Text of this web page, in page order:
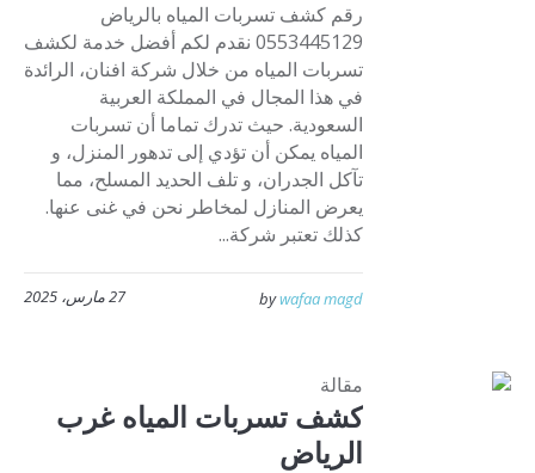
رقم كشف تسربات المياه بالرياض
0553445129 نقدم لكم أفضل خدمة لكشف
تسربات المياه من خلال شركة افنان، الرائدة
في هذا المجال في المملكة العربية
السعودية. حيث تدرك تماما أن تسربات
المياه يمكن أن تؤدي إلى تدهور المنزل، و
تآكل الجدران، و تلف الحديد المسلح، مما
يعرض المنازل لمخاطر نحن في غنى عنها.
كذلك تعتبر شركة...
27 مارس، 2025 bywafaa magd
مقالة
كشف تسربات المياه غرب
الرياض